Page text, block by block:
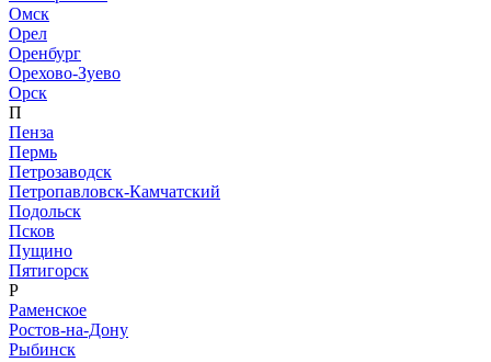
Омск
Орел
Оренбург
Орехово-Зуево
Орск
П
Пенза
Пермь
Петрозаводск
Петропавловск-Камчатский
Подольск
Псков
Пущино
Пятигорск
Р
Раменское
Ростов-на-Дону
Рыбинск